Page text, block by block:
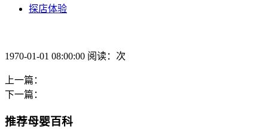
探店体验
1970-01-01 08:00:00 阅读：次
上一篇：
下一篇：
推荐母婴百科